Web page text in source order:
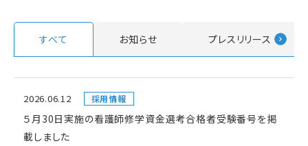
すべて お知らせ プレスリリース
2026.06.12 採用情報
５月30日実施の看護師修学資金選考合格者受験番号を掲
載しました